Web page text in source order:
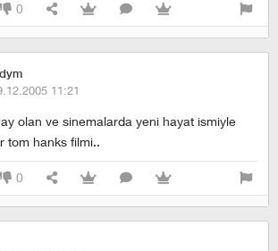
0
11:21
olan ve sinemalarda yeni hayat ismiyle
tom hanks filmi..
0